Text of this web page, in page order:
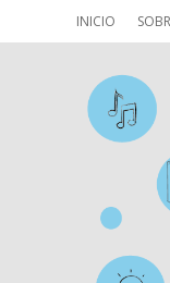
INICIO